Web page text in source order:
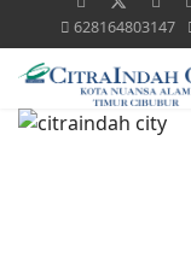
628164803147